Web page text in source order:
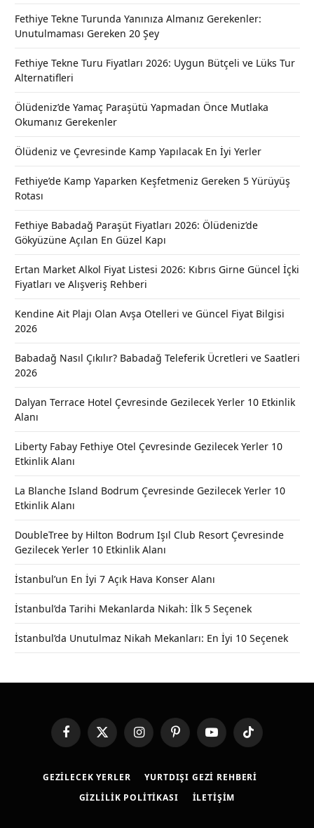
Fethiye Tekne Turunda Yanınıza Almanız Gerekenler:
Unutulmaması Gereken 20 Şey
Fethiye Tekne Turu Fiyatları 2026: Uygun Bütçeli ve Lüks Tur
Alternatifleri
Ölüdeniz’de Yamaç Paraşütü Yapmadan Önce Mutlaka
Okumanız Gerekenler
Ölüdeniz ve Çevresinde Kamp Yapılacak En İyi Yerler
Fethiye’de Kamp Yaparken Keşfetmeniz Gereken 5 Yürüyüş
Rotası
Fethiye Babadağ Paraşüt Fiyatları 2026: Ölüdeniz’de
Gökyüzüne Açılan En Güzel Kapı
Ertan Market Alkol Fiyat Listesi 2026: Kıbrıs Girne Güncel İçki
Fiyatları ve Alışveriş Rehberi
Kendine Ait Plajı Olan Avşa Otelleri ve Güncel Fiyat Bilgisi
2026
Babadağ Nasıl Çıkılır? Babadağ Teleferik Ücretleri ve Saatleri
2026
Dalyan Terrace Hotel Çevresinde Gezilecek Yerler 10 Etkinlik
Alanı
Liberty Fabay Fethiye Otel Çevresinde Gezilecek Yerler 10
Etkinlik Alanı
La Blanche Island Bodrum Çevresinde Gezilecek Yerler 10
Etkinlik Alanı
DoubleTree by Hilton Bodrum Işıl Club Resort Çevresinde
Gezilecek Yerler 10 Etkinlik Alanı
İstanbul’un En İyi 7 Açık Hava Konser Alanı
İstanbul’da Tarihi Mekanlarda Nikah: İlk 5 Seçenek
İstanbul’da Unutulmaz Nikah Mekanları: En İyi 10 Seçenek
FacebookX
(Twitter)
InstagramPinterestYouTubeTikTok
GEZILECEK YERLER
YURTDIŞI GEZI REHBERI
GIZLILIK POLITIKASI
İLETIŞIM